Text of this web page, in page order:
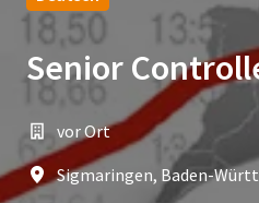
Senior
vor Ort
Sigmaringen, Baden-